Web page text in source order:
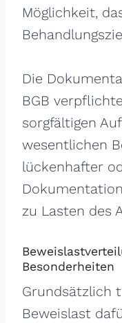
Möglichkeit,
Die
BGB
sorgfältigen
wesentlichen
lückenhafter
zu Lasten des
Besonderheiten
Grundsätzlich
Beweislast